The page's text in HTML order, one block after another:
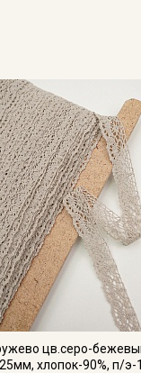
цв.серо-
хлопок-90%, п/э-
категории тканей
Подписаться
сПолитикой
Согласие на обработку
на получение